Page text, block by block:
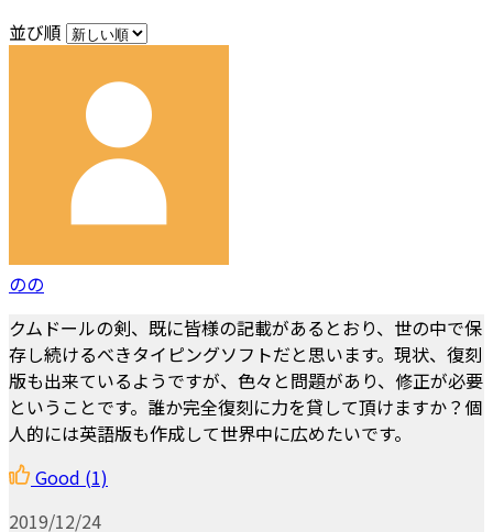
並び順
のの
クムドールの剣、既に皆様の記載があるとおり、世の中で保
存し続けるべきタイピングソフトだと思います。現状、復刻
版も出来ているようですが、色々と問題があり、修正が必要
ということです。誰か完全復刻に力を貸して頂けますか？個
人的には英語版も作成して世界中に広めたいです。
Good (1)
2019/12/24